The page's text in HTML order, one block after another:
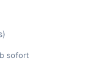
sofort